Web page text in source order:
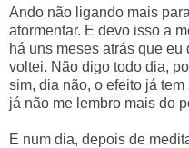
Ando não ligando mais
atormentar. E devo isso a
há uns meses atrás que
voltei. Não digo todo dia,
sim, dia não, o efeito já
já não me lembro mais do
E num dia, depois de